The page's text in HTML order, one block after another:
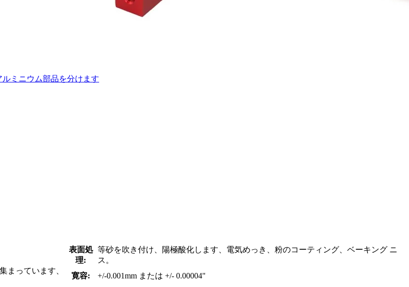
ミニウム部品を分けます
表面処
理:
等砂を吹き付け、陽極酸化します、電気めっき、粉のコーティング、ベーキング ニ
ス。
まっています、
寛容:
+/-0.001mm または +/- 0.00004"